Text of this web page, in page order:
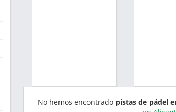
No hemos encontrado pistas de pádel